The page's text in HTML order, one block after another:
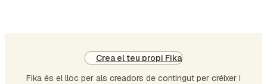
Crea el teu propi Fika
Fika és el lloc per als creadors de contingut per créixer i